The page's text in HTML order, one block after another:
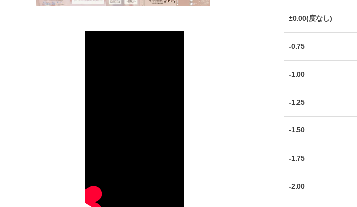
±0.00(度なし)
-0.75
-1.00
-1.25
-1.50
-1.75
-2.00